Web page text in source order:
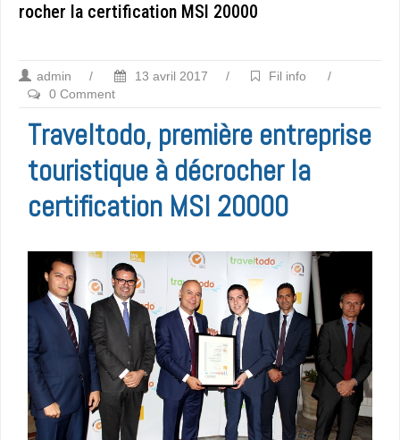
rocher la certification MSI 20000
admin / 13 avril 2017 / Fil info
/
0 Comment
Traveltodo, première entreprise
touristique à décrocher la
certification MSI 20000